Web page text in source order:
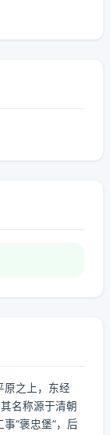
原之上，东经
名称源于清朝
“褒忠堡”，后